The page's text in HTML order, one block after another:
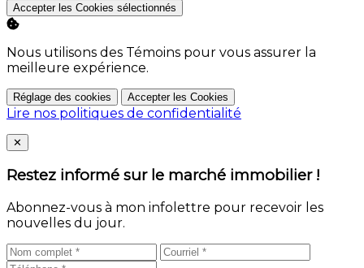
Accepter les Cookies sélectionnés
Nous utilisons des Témoins pour vous assurer la
meilleure expérience.
Réglage des cookies Accepter les Cookies
Lire nos politiques de confidentialité
Close
✕
Restez informé sur le marché immobilier !
Abonnez-vous à mon infolettre pour recevoir les
nouvelles du jour.